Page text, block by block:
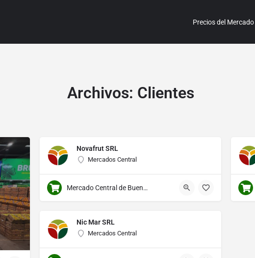
Precios del
Archivos: Clientes
Novafrut SRL
Mercados Central
Mercado Central de Buenos Aires
Nic Mar SRL
Mercados Central